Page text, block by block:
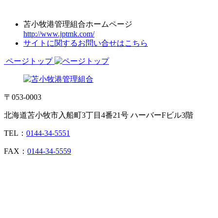
苫小牧港管理組合ホームページ
http://www.jptmk.com/
サイトに関するお問い合せはこちら
ページトップ
〒053-0003
北海道苫小牧市入船町3丁目4番21号 ハーバーFビル3階
TEL： 0144-34-5551
FAX： 0144-34-5559